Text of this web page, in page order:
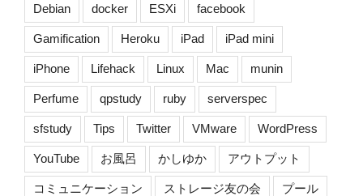
Debian docker ESXi facebook
Gamification Heroku iPad iPad mini
iPhone Lifehack Linux Mac munin
Perfume qpstudy ruby serverspec
sfstudy Tips Twitter VMware WordPress
YouTube お風呂 かしゆか アウトプット
コミュニケーション ストレージ友の会 プール